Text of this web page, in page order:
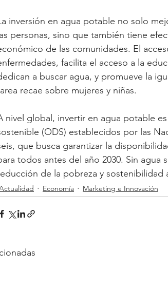
inversión en agua potable no solo
las personas, sino que también tiene
de las comunidades. El
facilita el acceso a la
a buscar agua, y promueve la
recae sobre mujeres y niñas.
nivel global, invertir en agua potable
(ODS) establecidos por las
que busca garantizar la
todos antes del año 2030. Sin
de la pobreza y sostenibilidad
Economía Marketing e Innovación